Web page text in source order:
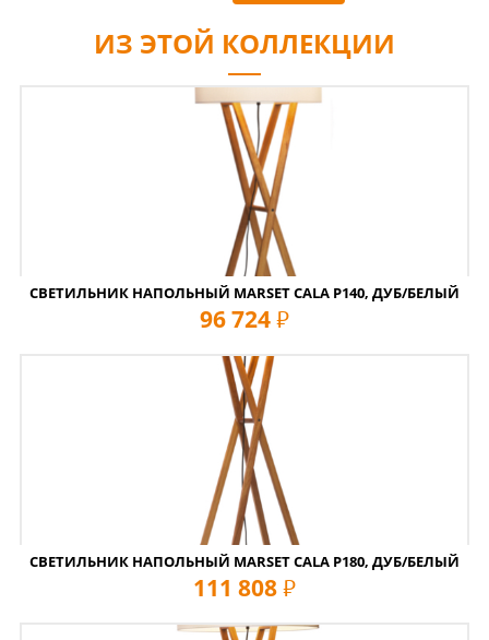
ИЗ ЭТОЙ КОЛЛЕКЦИИ
СВЕТИЛЬНИК НАПОЛЬНЫЙ MARSET CALA P140, ДУБ/БЕЛЫЙ
96 724 руб
СВЕТИЛЬНИК НАПОЛЬНЫЙ MARSET CALA P180, ДУБ/БЕЛЫЙ
111 808 руб